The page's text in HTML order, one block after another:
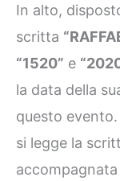
In alto,
scritta
“1520” e
la data della
questo
si legge la
accompagnata